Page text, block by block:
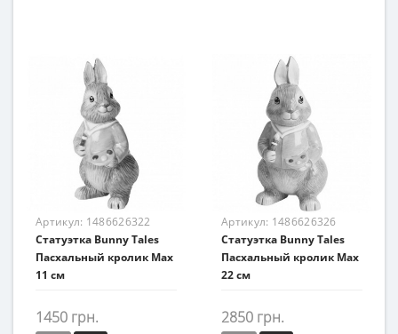
Артикул: 1486626322
Статуэтка Bunny Tales
Пасхальный кролик Max
11 см
1450 грн.
Артикул: 1486626326
Статуэтка Bunny Tales
Пасхальный кролик Max
22 см
2850 грн.